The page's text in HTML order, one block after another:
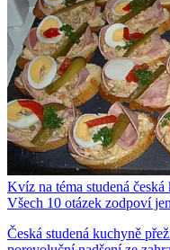
Kvíz na téma studená
Všech 10 otázek zodpoví
Česká studená kuchyně